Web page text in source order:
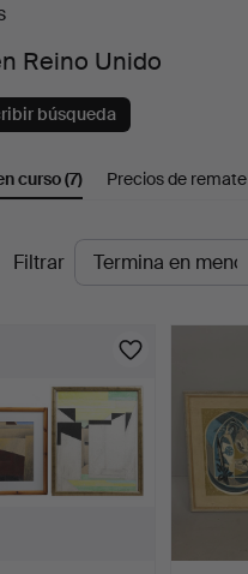
Reino Unido
búsqueda
curso(7) Precios de remate
Filtrar